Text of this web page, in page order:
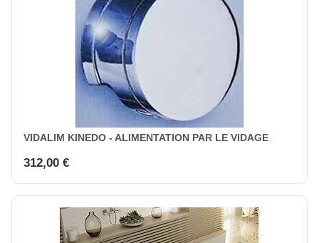
VIDALIM KINEDO - ALIMENTATION PAR LE VIDAGE
312,00 €